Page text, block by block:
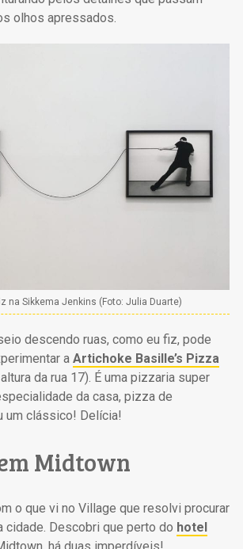
olhos apressados.
na Sikkema Jenkins (Foto: Julia Duarte)
descendo ruas, como eu fiz, pode
a Artichoke Basille’s Pizza
da rua 17). É uma pizzaria super
da casa, pizza de
um clássico! Delícia!
Midtown
o que vi no Village que resolvi procurar
cidade. Descobri que perto do hotel